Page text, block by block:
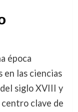
época
en las ciencias
siglo XVIII y
clave de